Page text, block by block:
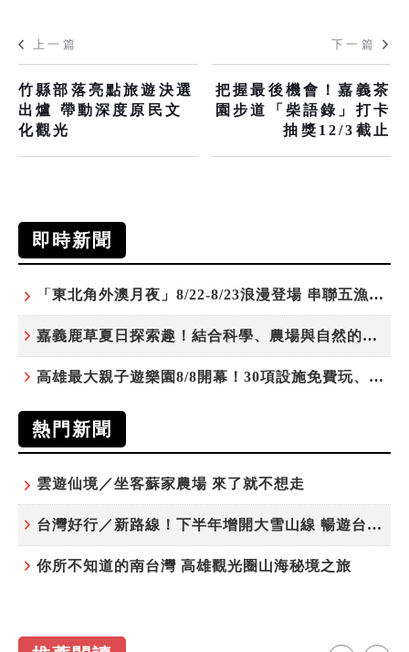
上一篇
竹縣部落亮點旅遊決選
出爐 帶動深度原民文
化觀光
下一篇
把握最後機會！嘉義茶
園步道「柴語錄」打卡
抽獎12/3截止
即時新聞
「東北角外澳月夜」8/22-8/23浪漫登場 串聯五漁村、音樂、市集、火舞與慢旅共度夏夜
嘉義鹿草夏日探索趣！結合科學、農場與自然的親子小旅行
高雄最大親子遊樂園8/8開幕！30項設施免費玩、YOYO家族嗨翻暑假
熱門新聞
雲遊仙境／坐客蘇家農場 來了就不想走
台灣好行／新路線！下半年增開大雪山線 暢遊台中更便利
你所不知道的南台灣 高雄觀光圈山海秘境之旅